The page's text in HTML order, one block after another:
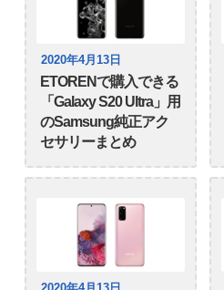
2020年4月13日
ETORENで購入できる
「Galaxy S20 Ultra」用
のSamsung純正アク
セサリーまとめ